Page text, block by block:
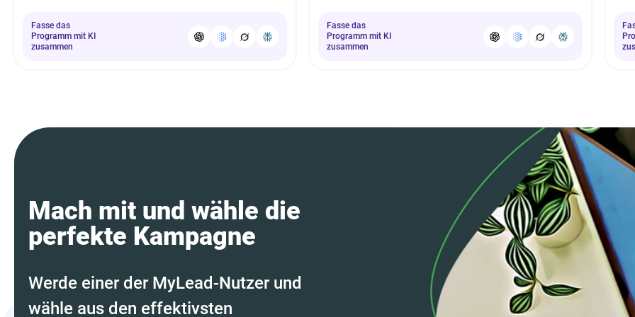
Fasse das
Programm mit KI
zusammen
Fasse das
Programm mit KI
zusammen
Mach mit und wähle die
perfekte Kampagne
Werde einer der MyLead-Nutzer und
wähle aus den effektivsten